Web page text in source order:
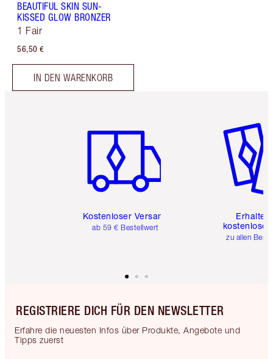
BEAUTIFUL SKIN SUN-
KISSED GLOW BRONZER
1 Fair
56,50 €
IN DEN WARENKORB
Kostenloser Versand
ab 59 € Bestellwert
Erhalte
kostenlose
zu allen
REGISTRIERE DICH FÜR DEN NEWSLETTER
Erfahre die neuesten Infos über Produkte, Angebote und
Tipps zuerst